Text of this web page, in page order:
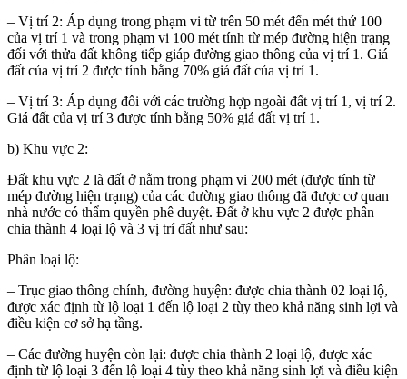
– Vị trí 2: Áp dụng trong phạm vi từ trên 50 mét đến mét thứ 100
của vị trí 1 và trong phạm vi 100 mét tính từ mép đường hiện trạng
đối với thửa đất không tiếp giáp đường giao thông của vị trí 1. Giá
đất của vị trí 2 được tính bằng 70% giá đất của vị trí 1.
– Vị trí 3: Áp dụng đối với các trường hợp ngoài đất vị trí 1, vị trí 2.
Giá đất của vị trí 3 được tính bằng 50% giá đất vị trí 1.
b) Khu vực 2:
Đất khu vực 2 là đất ở nằm trong phạm vi 200 mét (được tính từ
mép đường hiện trạng) của các đường giao thông đã được cơ quan
nhà nước có thẩm quyền phê duyệt. Đất ở khu vực 2 được phân
chia thành 4 loại lộ và 3 vị trí đất như sau:
Phân loại lộ:
– Trục giao thông chính, đường huyện: được chia thành 02 loại lộ,
được xác định từ lộ loại 1 đến lộ loại 2 tùy theo khả năng sinh lợi và
điều kiện cơ sở hạ tầng.
– Các đường huyện còn lại: được chia thành 2 loại lộ, được xác
định từ lộ loại 3 đến lộ loại 4 tùy theo khả năng sinh lợi và điều kiện